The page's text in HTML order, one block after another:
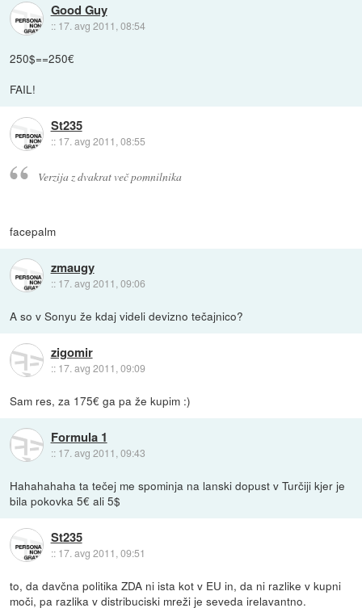
Good Guy
:: 17. avg 2011, 08:54
250$==250€
FAIL!
St235
:: 17. avg 2011, 08:55
Verzija z dvakrat več pomnilnika
facepalm
zmaugy
:: 17. avg 2011, 09:06
A so v Sonyu že kdaj videli devizno tečajnico?
zigomir
:: 17. avg 2011, 09:09
Sam res, za 175€ ga pa že kupim :)
Formula 1
:: 17. avg 2011, 09:43
Hahahahaha ta tečej me spominja na lanski dopust v Turčiji kjer je
bila pokovka 5€ ali 5$
St235
:: 17. avg 2011, 09:51
to, da davčna politika ZDA ni ista kot v EU in, da ni razlike v kupni
moči, pa razlika v distribuciski mreži je seveda irelavantno.